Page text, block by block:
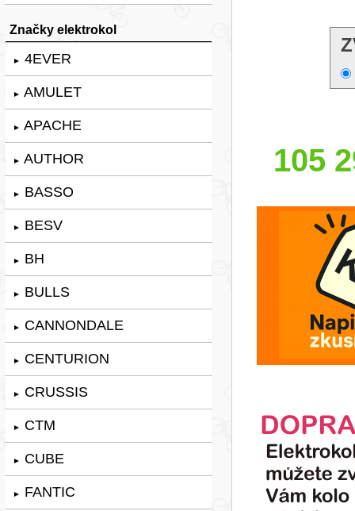
Značky elektrokol
► 4EVER
► AMULET
► APACHE
► AUTHOR
► BASSO
► BESV
► BH
► BULLS
► CANNONDALE
► CENTURION
► CRUSSIS
► CTM
► CUBE
► FANTIC
105